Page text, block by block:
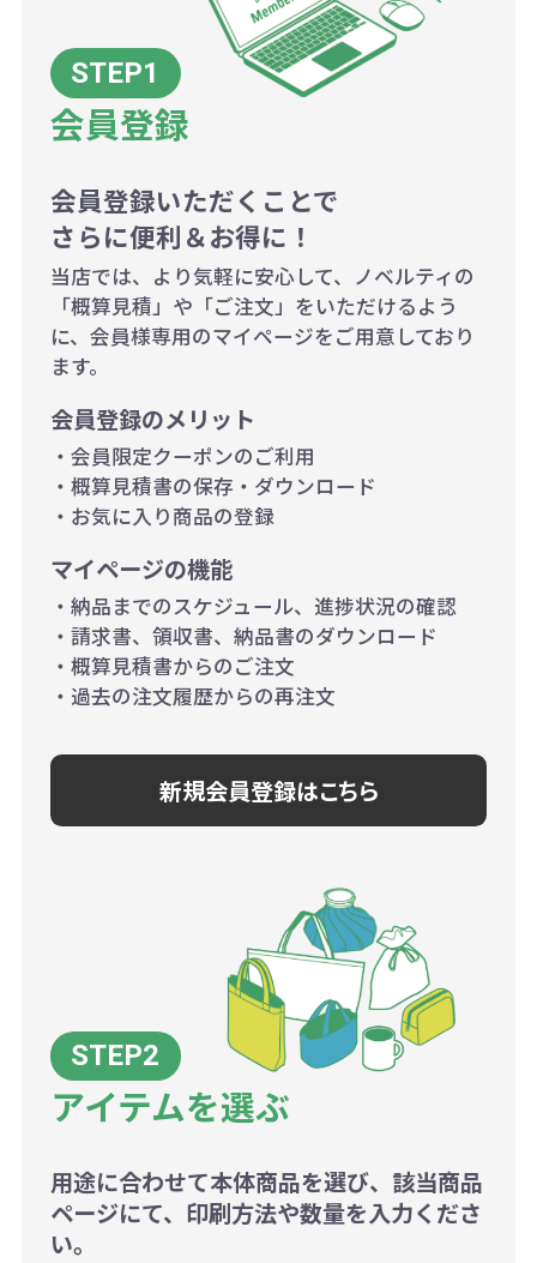
ございます。
ボリュームディスカウントの計算は
商品や印刷方法によって異なります
ので、予めご了承ください。
例：200個未満（1式：18,000円）
200個~499個の場合：42円（1個
当たり）
500個~999個の場合：35円（1個
1,000個以上：28円（1個当た
り）
会員登録
会員登録いただくことで
さらに便利＆お得に！
当店では、より気軽に安心して、ノベルティの
「概算見積」や「ご注文」をいただけるよう
に、会員様専用のマイページをご用意しており
ます。
会員登録のメリット
・会員限定クーポンのご利用
・概算見積書の保存・ダウンロード
・お気に入り商品の登録
マイページの機能
・納品までのスケジュール、進捗状況の確認
・請求書、領収書、納品書のダウンロード
・概算見積書からのご注文
・過去の注文履歴からの再注文
新規会員登録はこちら
アイテムを選ぶ
用途に合わせて本体商品を選び、該当商品
ページにて、印刷方法や数量を入力くださ
い。